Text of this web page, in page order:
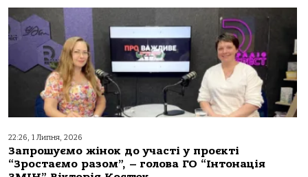
22:26, 1 Липня, 2026
Запрошуємо жінок до участі у проєкті
“Зростаємо разом”, – голова ГО “Інтонація